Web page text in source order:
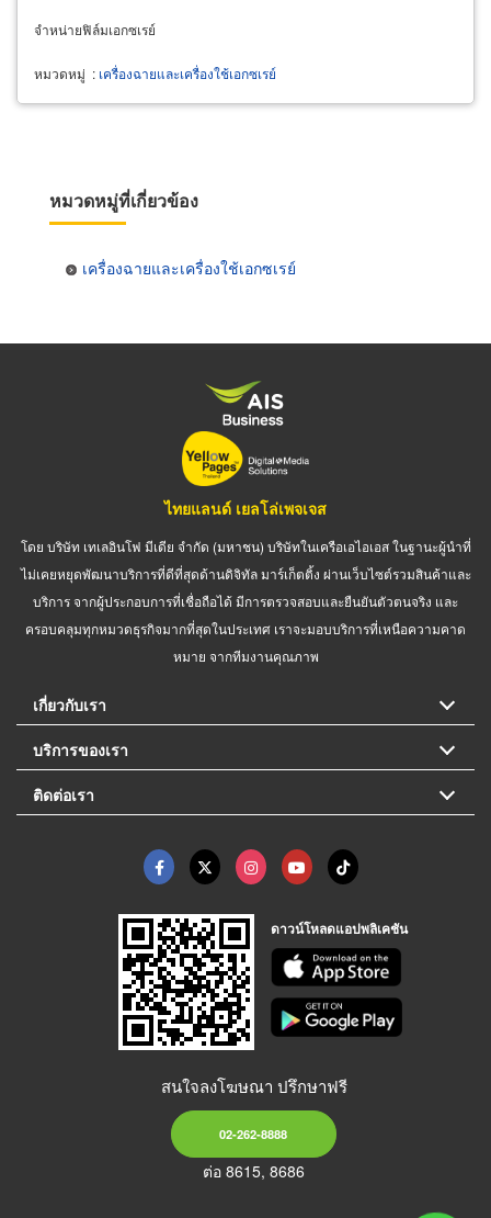
จำหน่ายฟิล์มเอกซเรย์
หมวดหมู่ : เครื่องฉายและเครื่องใช้เอกซเรย์
หมวดหมู่ที่เกี่ยวข้อง
เครื่องฉายและเครื่องใช้เอกซเรย์
ไทยแลนด์ เยลโล่เพจเจส
โดย บริษัท เทเลอินโฟ มีเดีย จำกัด (มหาชน) บริษัทในเครือเอไอเอส ในฐานะผู้นำที่
ไม่เคยหยุดพัฒนาบริการที่ดีที่สุดด้านดิจิทัล มาร์เก็ตติ้ง ผ่านเว็บไซต์รวมสินค้าและ
บริการ จากผู้ประกอบการที่เชื่อถือได้ มีการตรวจสอบและยืนยันตัวตนจริง และ
ครอบคลุมทุกหมวดธุรกิจมากที่สุดในประเทศ เราจะมอบบริการที่เหนือความคาด
หมาย จากทีมงานคุณภาพ
เกี่ยวกับเรา
บริการของเรา
ติดต่อเรา
ดาวน์โหลดแอปพลิเคชัน
สนใจลงโฆษณา ปรึกษาฟรี
02-262-8888
ต่อ 8615, 8686